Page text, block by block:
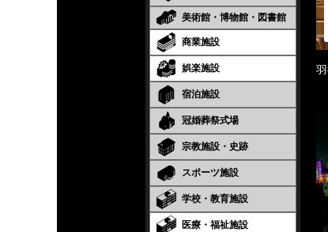
美術館・博物館・図書館
商業施設
娯楽施設
宿泊施設
冠婚葬祭式場
宗教施設・史跡
スポーツ施設
学校・教育施設
医療・福祉施設